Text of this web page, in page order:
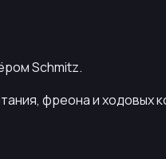
Schmitz.
фреона и ходовых